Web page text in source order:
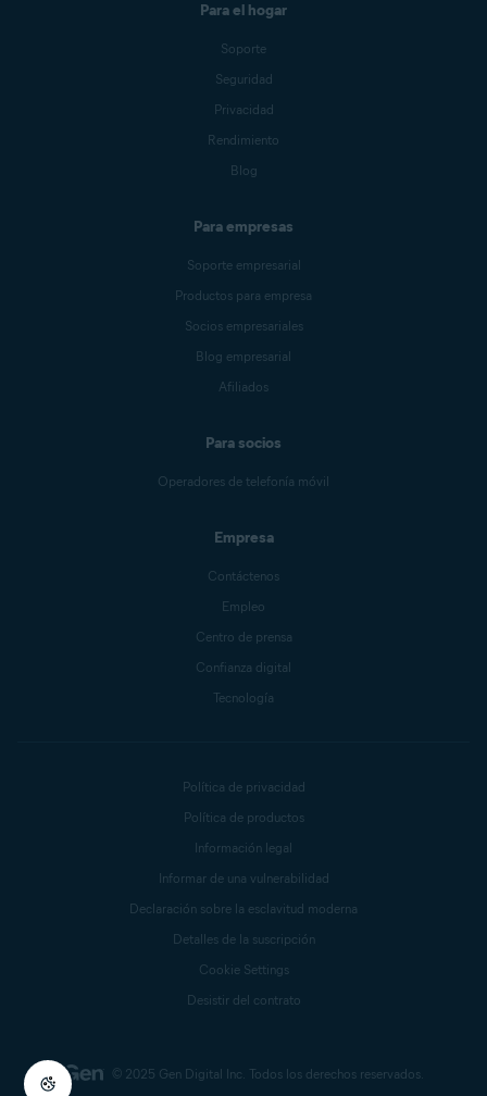
Para el hogar
Soporte
Seguridad
Privacidad
Rendimiento
Blog
Para empresas
Soporte empresarial
Productos para empresa
Socios empresariales
Blog empresarial
Afiliados
Para socios
Operadores de telefonía móvil
Empresa
Contáctenos
Empleo
Centro de prensa
Confianza digital
Tecnología
© 2025 Gen Digital Inc. Todos los derechos reservados.
Política de privacidad
Política de productos
Información legal
Informar de una vulnerabilidad
Declaración sobre la esclavitud moderna
Detalles de la suscripción
Cookie Settings
Desistir del contrato